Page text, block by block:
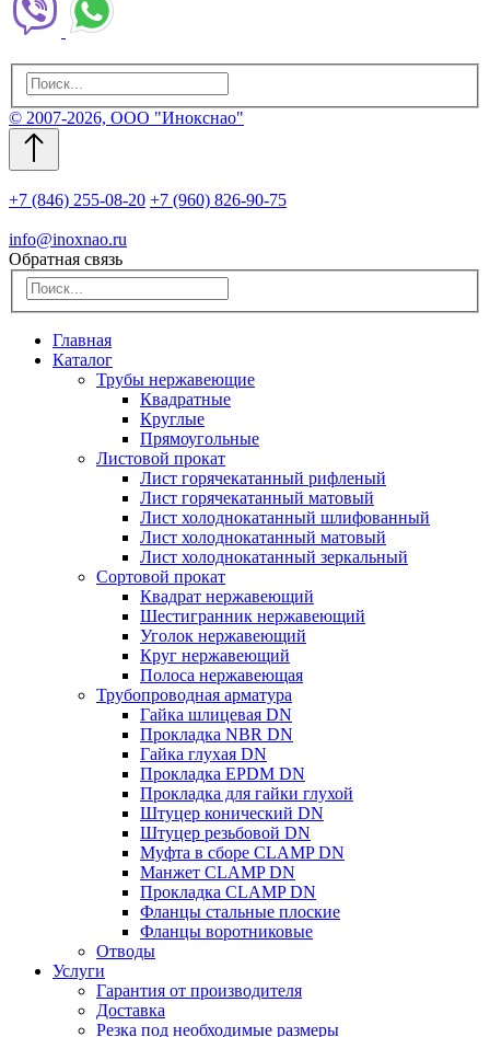
© 2007-2026, ООО "Инокснао"
+7 (846) 255-08-20 +7 (960) 826-90-75
info@inoxnao.ru
Обратная связь
Главная
Каталог
Трубы нержавеющие
Квадратные
Круглые
Прямоугольные
Листовой прокат
Лист горячекатанный рифленый
Лист горячекатанный матовый
Лист холоднокатанный шлифованный
Лист холоднокатанный матовый
Лист холоднокатанный зеркальный
Сортовой прокат
Квадрат нержавеющий
Шестигранник нержавеющий
Уголок нержавеющий
Круг нержавеющий
Полоса нержавеющая
Трубопроводная арматура
Гайка шлицевая DN
Прокладка NBR DN
Гайка глухая DN
Прокладка EPDM DN
Прокладка для гайки глухой
Штуцер конический DN
Штуцер резьбовой DN
Муфта в сборе CLAMP DN
Манжет CLAMP DN
Прокладка CLAMP DN
Фланцы стальные плоские
Фланцы воротниковые
Отводы
Услуги
Гарантия от производителя
Доставка
Резка под необходимые размеры